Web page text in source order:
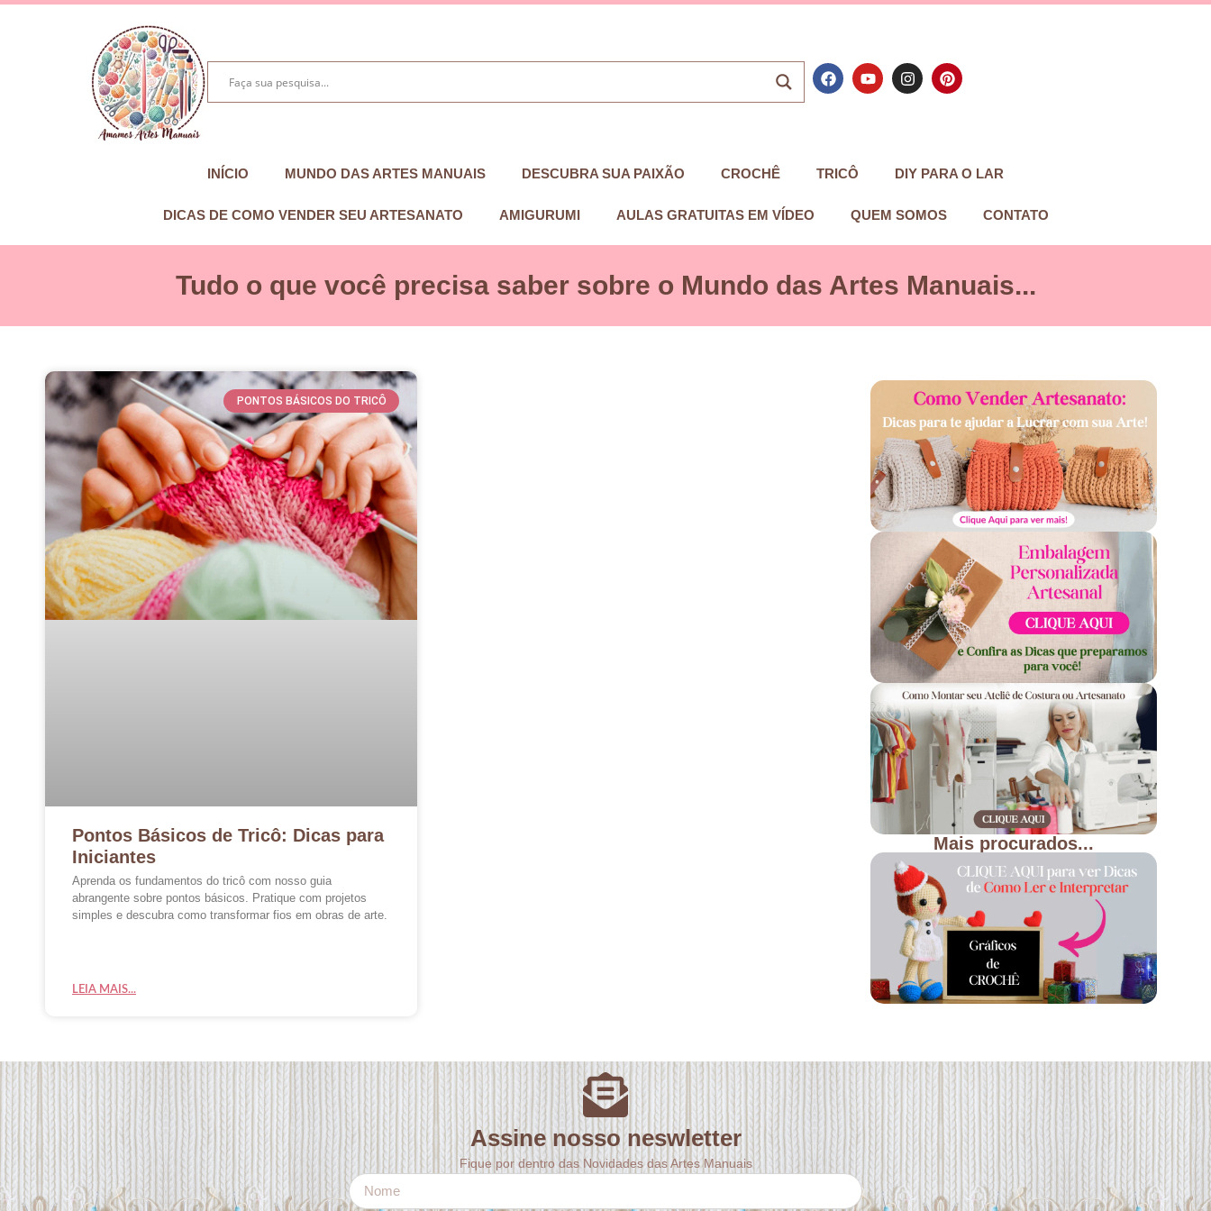
INÍCIO MUNDO DAS ARTES MANUAIS DESCUBRA SUA PAIXÃO CROCHÊ TRICÔ DIY PARA O LAR
DICAS DE COMO VENDER SEU ARTESANATO AMIGURUMI AULAS GRATUITAS EM VÍDEO QUEM SOMOS CONTATO
Tudo o que você precisa saber sobre o Mundo das Artes Manuais...
PONTOS BÁSICOS DO TRICÔ
Pontos Básicos de Tricô: Dicas para
Iniciantes
Aprenda os fundamentos do tricô com nosso guia
abrangente sobre pontos básicos. Pratique com projetos
simples e descubra como transformar fios em obras de arte.
LEIA MAIS...
Mais procurados...
Assine nosso neswletter
Fique por dentro das Novidades das Artes Manuais